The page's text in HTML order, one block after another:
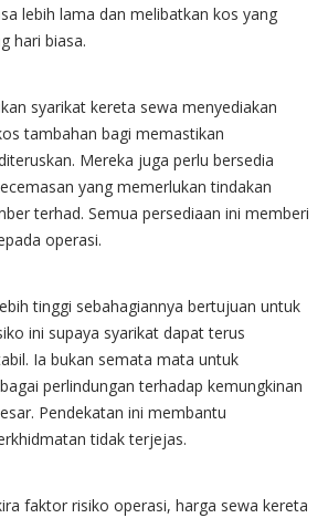
lebih lama dan melibatkan kos yang
hari biasa.
syarikat kereta sewa menyediakan
tambahan bagi memastikan
Mereka juga perlu bersedia
yang memerlukan tindakan
terhad. Semua persediaan ini memberi
operasi.
tinggi sebahagiannya bertujuan untuk
ini supaya syarikat dapat terus
Ia bukan semata mata untuk
perlindungan terhadap kemungkinan
Pendekatan ini membantu
tidak terjejas.
faktor risiko operasi, harga sewa kereta